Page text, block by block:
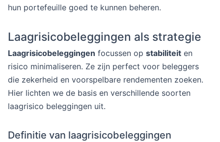
hun portefeuille goed te kunnen beheren.
Laagrisicobeleggingen als strategie
Laagrisicobeleggingen focussen op stabiliteit en
risico minimaliseren. Ze zijn perfect voor beleggers
die zekerheid en voorspelbare rendementen zoeken.
Hier lichten we de basis en verschillende soorten
laagrisico beleggingen uit.
Definitie van laagrisicobeleggingen